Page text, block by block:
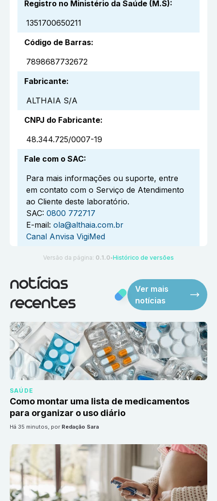
Registro no Ministério da Saúde (M.S):
1351700650211
Código de Barras:
7898687732672
Fabricante:
ALTHAIA S/A
CNPJ do Fabricante:
48.344.725/0007-19
Fale com o SAC:
Para mais informações ou suporte, entre
em contato com o Serviço de Atendimento
ao Cliente deste laboratório.
SAC: 0800 772717
E-mail: ola@althaia.com.br
Canal Anvisa VigiMed
Versão da página: 0.1.0 ●Histórico de versões
notícias
recentes
Ver mais
notícias
SAÚDE
Como montar uma lista de medicamentos
para organizar o uso diário
há 35 minutos, por Redação Sara